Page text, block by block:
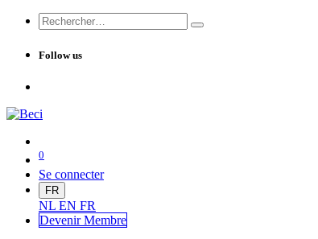
Follow us
0
Se connecter
FR
NL EN FR
Devenir Membre